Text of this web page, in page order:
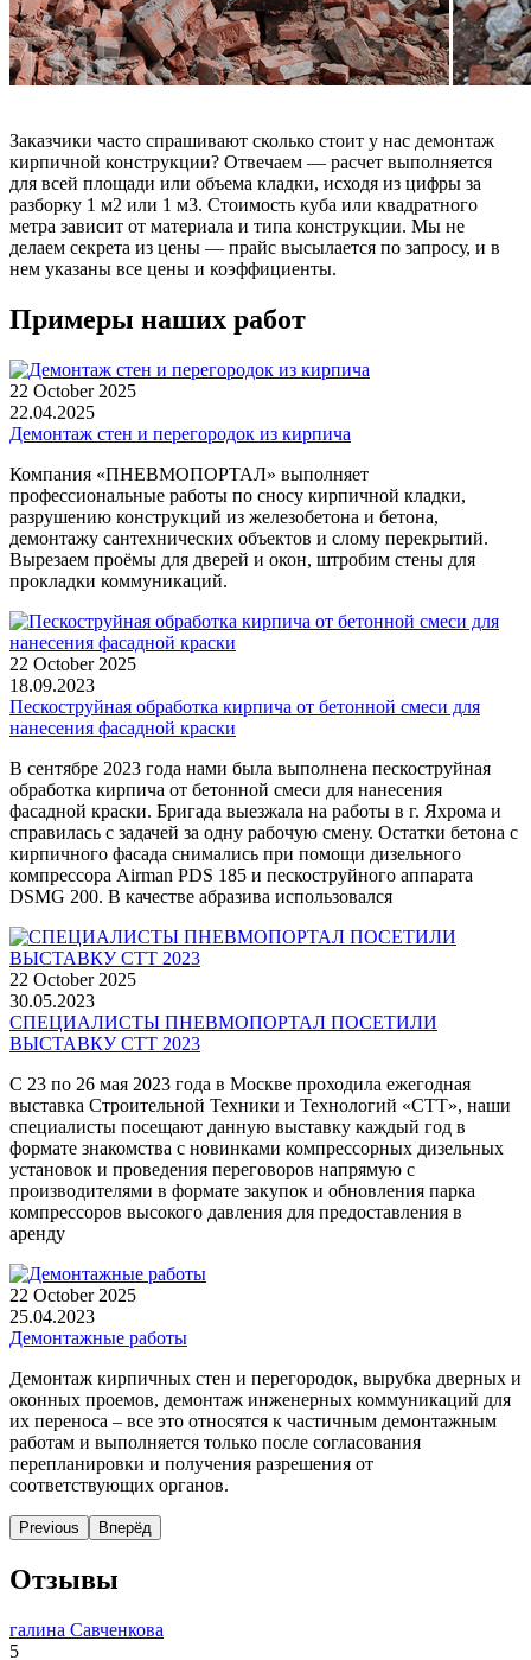
Заказчики часто спрашивают сколько стоит у нас демонтаж
кирпичной конструкции? Отвечаем — расчет выполняется
для всей площади или объема кладки, исходя из цифры за
разборку 1 м2 или 1 м3. Стоимость куба или квадратного
метра зависит от материала и типа конструкции. Мы не
делаем секрета из цены — прайс высылается по запросу, и в
нем указаны все цены и коэффициенты.
Примеры наших работ
22 October 2025
22.04.2025
Демонтаж стен и перегородок из кирпича
Компания «ПНЕВМОПОРТАЛ» выполняет
профессиональные работы по сносу кирпичной кладки,
разрушению конструкций из железобетона и бетона,
демонтажу сантехнических объектов и слому перекрытий.
Вырезаем проёмы для дверей и окон, штробим стены для
прокладки коммуникаций.
22 October 2025
18.09.2023
Пескоструйная обработка кирпича от бетонной смеси для
нанесения фасадной краски
В сентябре 2023 года нами была выполнена пескоструйная
обработка кирпича от бетонной смеси для нанесения
фасадной краски. Бригада выезжала на работы в г. Яхрома и
справилась с задачей за одну рабочую смену. Остатки бетона с
кирпичного фасада снимались при помощи дизельного
компрессора Airman PDS 185 и пескоструйного аппарата
DSMG 200. В качестве абразива использовался
22 October 2025
30.05.2023
СПЕЦИАЛИСТЫ ПНЕВМОПОРТАЛ ПОСЕТИЛИ
ВЫСТАВКУ СТТ 2023
С 23 по 26 мая 2023 года в Москве проходила ежегодная
выставка Строительной Техники и Технологий «СТТ», наши
специалисты посещают данную выставку каждый год в
формате знакомства с новинками компрессорных дизельных
установок и проведения переговоров напрямую с
производителями в формате закупок и обновления парка
компрессоров высокого давления для предоставления в
аренду
22 October 2025
25.04.2023
Демонтажные работы
Демонтаж кирпичных стен и перегородок, вырубка дверных и
оконных проемов, демонтаж инженерных коммуникаций для
их переноса – все это относятся к частичным демонтажным
работам и выполняется только после согласования
перепланировки и получения разрешения от
соответствующих органов.
Previous Вперёд
Отзывы
галина Савченкова
5